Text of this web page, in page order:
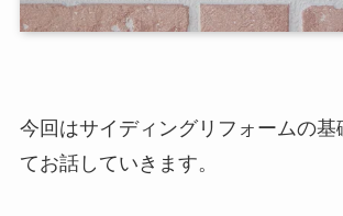
今回はサイディングリフォームの基
てお話していきます。